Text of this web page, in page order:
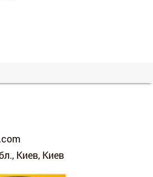
com
Киев, Киев